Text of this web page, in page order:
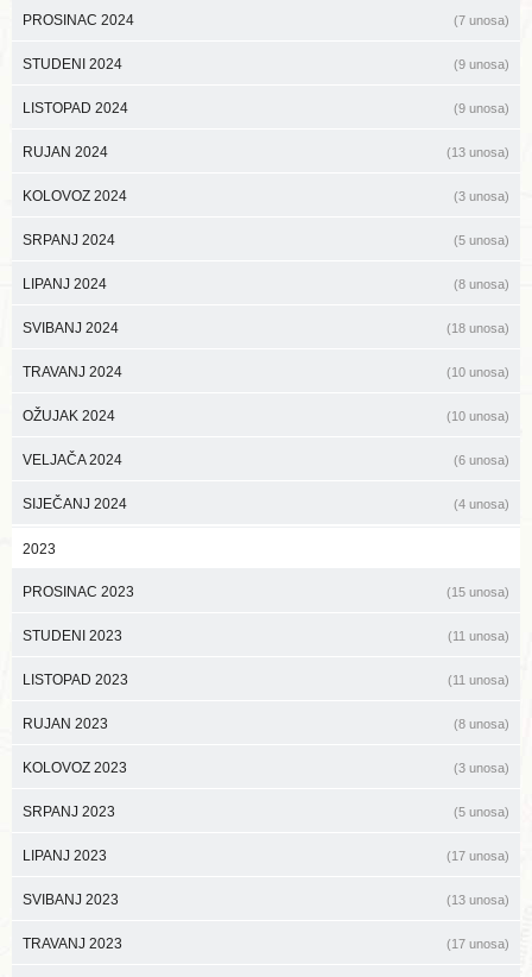
PROSINAC 2024 (7 unosa)
STUDENI 2024 (9 unosa)
LISTOPAD 2024 (9 unosa)
RUJAN 2024 (13 unosa)
KOLOVOZ 2024 (3 unosa)
SRPANJ 2024 (5 unosa)
LIPANJ 2024 (8 unosa)
SVIBANJ 2024 (18 unosa)
TRAVANJ 2024 (10 unosa)
OŽUJAK 2024 (10 unosa)
VELJAČA 2024 (6 unosa)
SIJEČANJ 2024 (4 unosa)
2023
PROSINAC 2023 (15 unosa)
STUDENI 2023 (11 unosa)
LISTOPAD 2023 (11 unosa)
RUJAN 2023 (8 unosa)
KOLOVOZ 2023 (3 unosa)
SRPANJ 2023 (5 unosa)
LIPANJ 2023 (17 unosa)
SVIBANJ 2023 (13 unosa)
TRAVANJ 2023 (17 unosa)